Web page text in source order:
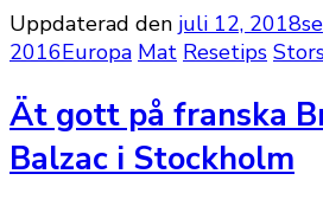
Uppdaterad den juli 12, 2018
2016Europa Mat Resetips
Ät gott på franska
Balzac i Stockholm